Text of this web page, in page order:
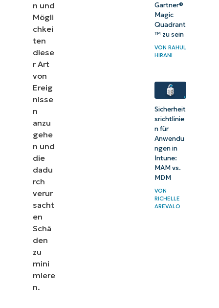
n und
Mögli
chkei
ten
diese
r Art
von
Ereig
nisse
n
anzu
gehe
n und
die
dadu
rch
verur
sacht
en
Schä
den
zu
mini
miere
n.
Gartner®
Magic
Quadrant
™ zu sein
VON RAHUL
HIRANI
Sicherheit
srichtlinie
n für
Anwendu
ngen in
Intune:
MAM vs.
MDM
VON
RICHELLE
AREVALO